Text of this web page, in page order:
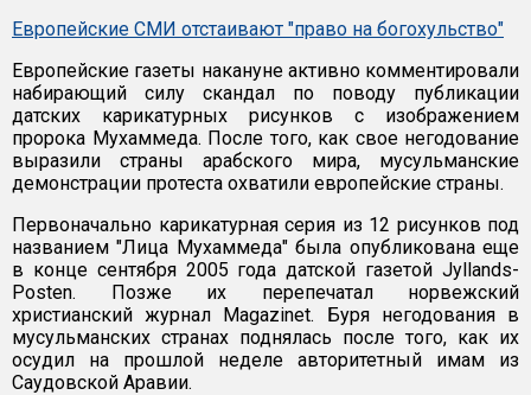
Европейские СМИ отстаивают "право на богохульство"
Европейские газеты накануне активно комментировали
набирающий силу скандал по поводу публикации
датских карикатурных рисунков с изображением
пророка Мухаммеда. После того, как свое негодование
выразили страны арабского мира, мусульманские
демонстрации протеста охватили европейские страны.
Первоначально карикатурная серия из 12 рисунков под
названием "Лица Мухаммеда" была опубликована еще
в конце сентября 2005 года датской газетой Jyllands-
Posten. Позже их перепечатал норвежский
христианский журнал Magazinet. Буря негодования в
мусульманских странах поднялась после того, как их
осудил на прошлой неделе авторитетный имам из
Саудовской Аравии.